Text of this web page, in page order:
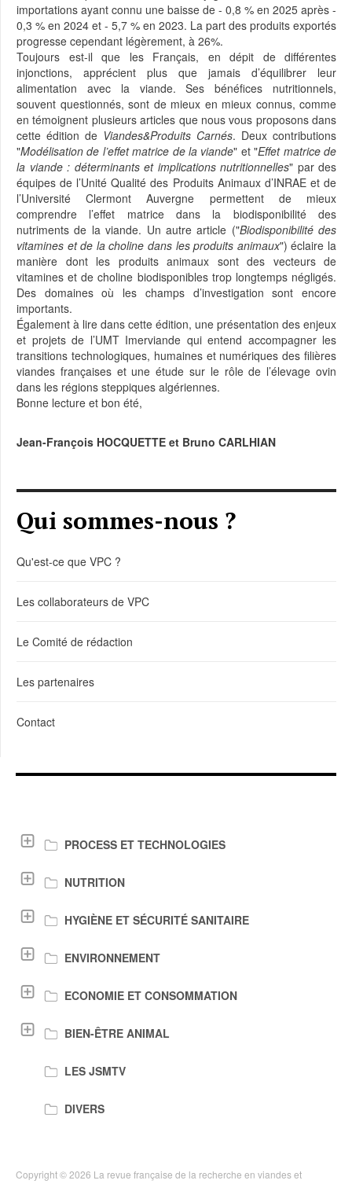
importations ayant connu une baisse de - 0,8 % en 2025 après -
0,3 % en 2024 et - 5,7 % en 2023. La part des produits exportés
progresse cependant légèrement, à 26%.
Toujours est-il que les Français, en dépit de différentes
injonctions, apprécient plus que jamais d’équilibrer leur
alimentation avec la viande. Ses bénéfices nutritionnels,
souvent questionnés, sont de mieux en mieux connus, comme
en témoignent plusieurs articles que nous vous proposons dans
cette édition de Viandes&Produits Carnés. Deux contributions
"Modélisation de l’effet matrice de la viande" et "Effet matrice de
la viande : déterminants et implications nutritionnelles" par des
équipes de l’Unité Qualité des Produits Animaux d’INRAE et de
l’Université Clermont Auvergne permettent de mieux
comprendre l’effet matrice dans la biodisponibilité des
nutriments de la viande. Un autre article ("Biodisponibilité des
vitamines et de la choline dans les produits animaux") éclaire la
manière dont les produits animaux sont des vecteurs de
vitamines et de choline biodisponibles trop longtemps négligés.
Des domaines où les champs d’investigation sont encore
importants.
Également à lire dans cette édition, une présentation des enjeux
et projets de l’UMT Imerviande qui entend accompagner les
transitions technologiques, humaines et numériques des filières
viandes françaises et une étude sur le rôle de l’élevage ovin
dans les régions steppiques algériennes.
Bonne lecture et bon été,
Jean-François HOCQUETTE et Bruno CARLHIAN
Qui sommes-nous ?
Qu'est-ce que VPC ?
Les collaborateurs de VPC
Le Comité de rédaction
Les partenaires
Contact
PROCESS ET TECHNOLOGIES
NUTRITION
HYGIÈNE ET SÉCURITÉ SANITAIRE
ENVIRONNEMENT
ECONOMIE ET CONSOMMATION
BIEN-ÊTRE ANIMAL
LES JSMTV
DIVERS
Copyright © 2026 La revue française de la recherche en viandes et